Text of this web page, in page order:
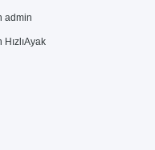
admin
HızlıAyak